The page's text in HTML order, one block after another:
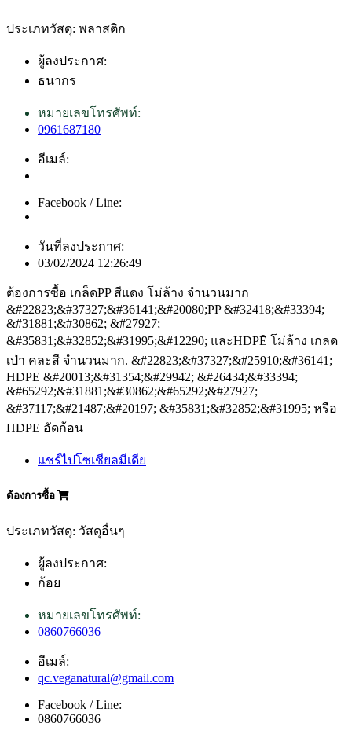
ประเภทวัสดุ: พลาสติก
ผู้ลงประกาศ:
ธนากร
หมายเลขโทรศัพท์:
0961687180
อีเมล์:
Facebook / Line:
วันที่ลงประกาศ:
03/02/2024 12:26:49
ต้องการซื้อ เกล็ดPP สีแดง โม่ล้าง จำนวนมาก
&#22823;&#37327;&#36141;&#20080;PP &#32418;&#33394;
&#31881;&#30862; &#27927;
&#35831;&#32852;&#31995;&#12290; และHDPEิ โม่ล้าง เกลด
เป่า คละสี จำนวนมาก. &#22823;&#37327;&#25910;&#36141;
HDPE &#20013;&#31354;&#29942; &#26434;&#33394;
&#65292;&#31881;&#30862;&#65292;&#27927;
&#37117;&#21487;&#20197; &#35831;&#32852;&#31995; หรือ
HDPE อัดก้อน
แชร์ไปโซเชียลมีเดีย
ต้องการซื้อ
ประเภทวัสดุ: วัสดุอื่นๆ
ผู้ลงประกาศ:
ก้อย
หมายเลขโทรศัพท์:
0860766036
อีเมล์:
qc.veganatural@gmail.com
Facebook / Line:
0860766036